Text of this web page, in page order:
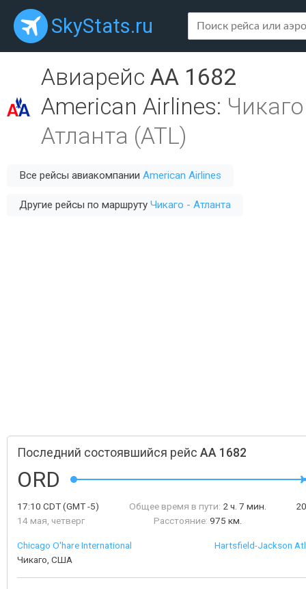
SkyStats.ru
Авиарейс AA 1682
American Airlines:
Атланта (ATL)
Все рейсы авиакомпании American Airlines
Другие рейсы по маршруту Чикаго - Атланта
Последний состоявшийся рейс AA 1682
ORD
17:10 CDT(GMT -5)
14 мая, четверг
Общее время в пути: 2 ч. 7 мин.
Расстояние: 975 км.
Chicago O'hare International
Чикаго, США
Hartsfield-Jackson